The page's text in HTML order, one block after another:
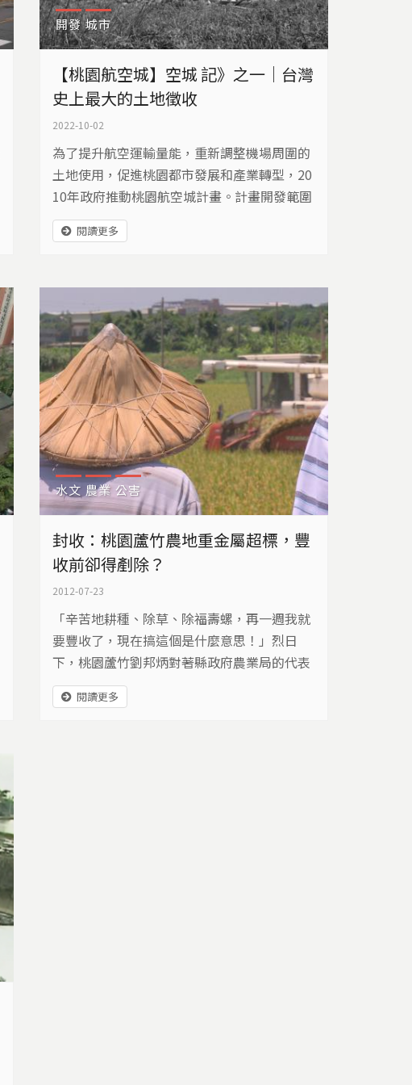
開發 城市
【桃園航空城】空城 記》之一｜台灣
史上最大的土地徵收
2022-10-02
為了提升航空運輸量能，重新調整機場周圍的
土地使用，促進桃園都市發展和產業轉型，20
10年政府推動桃園航空城計畫。計畫開發範圍
4564公頃，區段徵收面積達3147公頃，是台
灣有史以來最大的土地徵收與開發計畫，受影
段徵收計畫，桃園航空城正式進入實質開發階
閱讀更多
水文 農業 公害
封收：桃園蘆竹農地重金屬超標，豐
收前卻得剷除？
2012-07-23
「辛苦地耕種、除草、除福壽螺，再一週我就
要豐收了，現在搞這個是什麼意思！」烈日
下，桃園蘆竹劉邦炳對著縣政府農業局的代表
謝毅安痛罵，因為農業局在收割前一週，要來
鏟除他的農地。劉邦炳不滿，但謝毅安也很為
閱讀更多